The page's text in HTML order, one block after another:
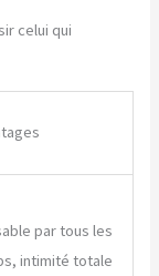
celui qui
par tous les
intimité totale